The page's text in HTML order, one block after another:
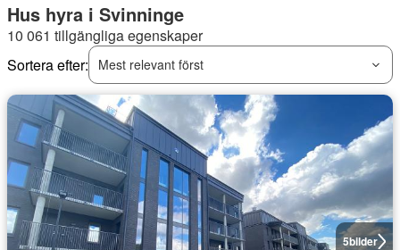
Hus hyra i Svinninge
10 061 tillgängliga egenskaper
Sortera efter:
Mest relevant först
5bilder